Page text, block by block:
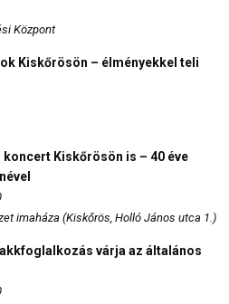
Központ
Kiskőrösön – élményekkel teli
Kiskőrösön is – 40 éve
imaháza (Kiskőrös, Holló János utca 1.)
várja az általános